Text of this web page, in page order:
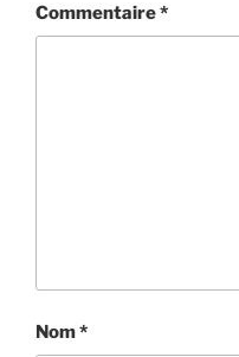
Commentaire*
Nom*